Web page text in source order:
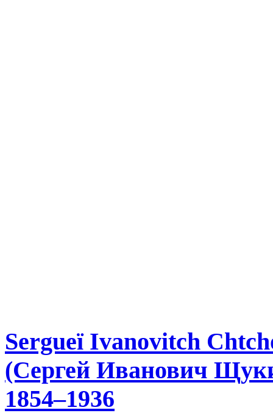
Sergueï Ivanovitch
(Сергей Иванович
1854–1936